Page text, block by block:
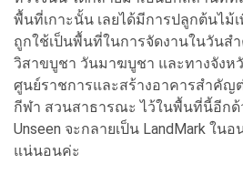
พื้นที่เกาะนั้น เลยได้มีการปลูกต้นไม้เ
ถูกใช้เป็นพื้นที่ในการจัดงานในวันส
วิสาขบูชา วันมาฆบูชา และทางจังห
ศูนย์ราชการและสร้างอาคารสำคัญ
กีฬา สวนสาธารณะ ไว้ในพื้นที่นี้อีก
Unseen จะกลายเป็น LandMark ใน
แน่นอนค่ะ